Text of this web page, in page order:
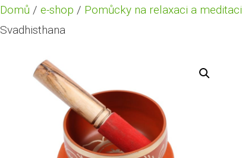
Domů / e-shop / Pomůcky na relaxaci a meditaci
Svadhisthana